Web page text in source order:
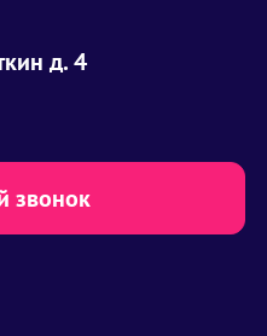
д. 4
звонок